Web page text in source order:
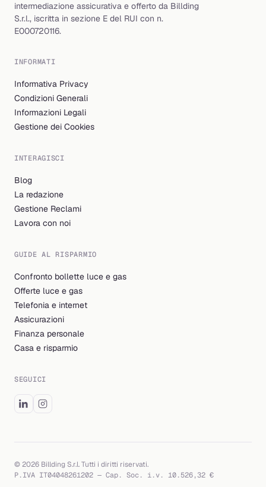
intermediazione assicurativa e offerto da Billding
S.r.l., iscritta in sezione E del RUI con n.
E000720116.
INFORMATI
Informativa Privacy
Condizioni Generali
Informazioni Legali
Gestione dei Cookies
INTERAGISCI
Blog
La redazione
Gestione Reclami
Lavora con noi
GUIDE AL RISPARMIO
Confronto bollette luce e gas
Offerte luce e gas
Telefonia e internet
Assicurazioni
Finanza personale
Casa e risparmio
SEGUICI
© 2026 Billding S.r.l. Tutti i diritti riservati.
P.IVA IT04048261202 — Cap. Soc. i.v. 10.526,32 €